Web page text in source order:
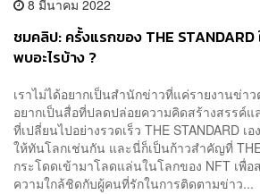
8 มีนาคม 2022
ชมคลิป: ครั้งแรกของ THE
พบอะไรบ้าง ?
เราไม่ได้อยากเป็นสำนักข่าวที่แค่รายงานข่า
อยากเป็นสื่อที่ปลดปล่อยความคิดสร้างสรรค์
ที่เปลี่ยนไปอย่างรวดเร็ว THE STANDARD เ
ให้ทันโลกเช่นกัน และนี่ก็เป็นก้าวสำคัญที่ THE
กระโดดเข้ามาโลดแล่นในโลกของ NFT เพื่
ความใกล้ชิดกับผู้คนที่รักในการติดตามข่าว...